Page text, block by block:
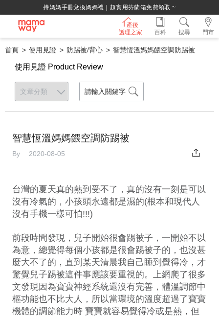
持媽媽手冊兌換媽媽禮｜超實用芬蘭箱免費領取 ~
產後
護理之家
門市
百科 搜尋
首頁 使用見證 防踢被/背心 智慧恆溫媽媽餵空調防踢被
使用見證 Product Review
智慧恆溫媽媽餵空調防踢被
By 2020-08-05
台灣的夏天真的熱到受不了，真的沒有一刻是可以
沒有冷氣的，小孩頭永遠都是濕的(根本和現代人
沒有手機一樣可怕!!!)
前段時間發現，兒子開始很會踢被子，一開始不以
為意，總覺得每個小孩都是很會踢被子的，也沒甚
麼大不了的，直到某天清晨我自己睡到覺得冷，才
驚覺兒子踢被這件事應該要重視的。上網爬了很多
文發現因為寶寶神經系統還沒有完善，體溫調節中
樞功能也不比大人，所以當環境的溫度超過了寶寶
機體的調節能力時 寶寶就容易覺得冷或是熱，但